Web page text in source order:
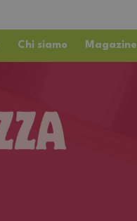
Chi siamo Magazine